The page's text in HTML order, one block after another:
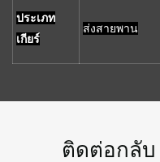
ประเภท
เกียร์
ส่งสายพาน
ติดต่อกลับ